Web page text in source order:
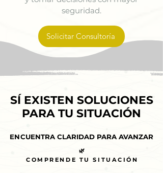
seguridad.
Solicitar Consultoría
SÍ EXISTEN SOLUCIONES
PARA TU SITUACIÓN
SÍ EXISTEN SOLUCIONES
PARA TU SITUACIÓN
ENCUENTRA CLARIDAD PARA AVANZAR
ENCUENTRA CLARIDAD PARA AVANZAR
🌿
COMPRENDE TU SITUACIÓN
🌿
COMPRENDE TU SITUACIÓN